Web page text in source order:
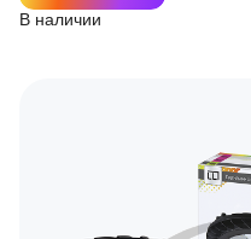
В наличии